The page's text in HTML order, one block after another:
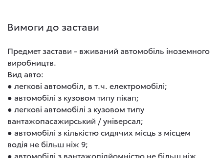
Вимоги до застави
Предмет застави - вживаний автомобіль іноземного
виробництв.
Вид авто:
● легкові автомобіл, в т.ч. електромобілі;
● автомобілі з кузовом типу пікап;
● легкові автомобілі з кузовом типу
вантажопасажирський / універсал;
● автомобілі з кількістю сидячих місць з місцем
водія не більш ніж 9;
● автомобілі з вантажопідйомністю не більш ніж